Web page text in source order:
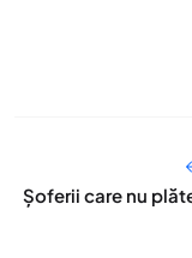
Șoferii care nu